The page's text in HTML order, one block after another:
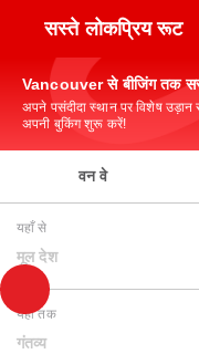
सस्ते लोकप्रिय रूट
Vancouver से बीजिंग तक
अपने पसंदीदा स्थान पर विशेष
अपनी बुकिंग शुरू करें!
वन वे
यहाँ से
मूल देश
यहाँ तक
गंतव्य